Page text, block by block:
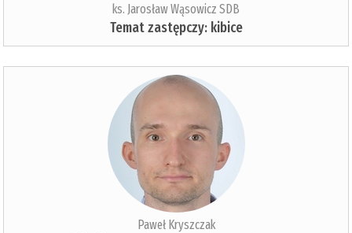
ks. Jarosław Wąsowicz SDB
Temat zastępczy: kibice
Paweł Kryszczak